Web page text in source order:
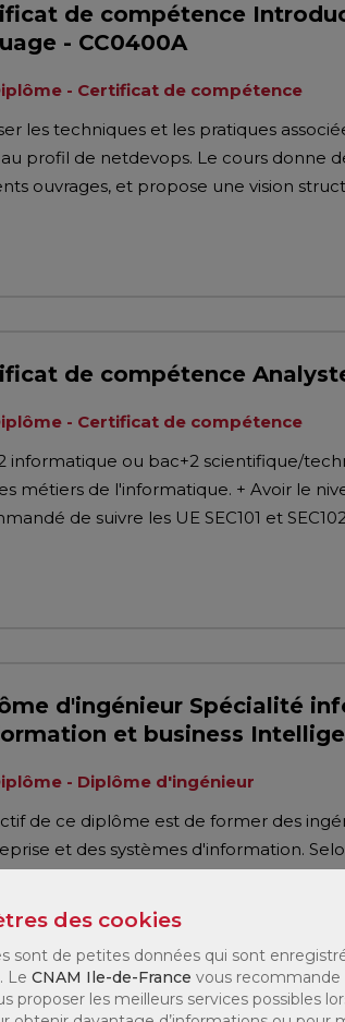
de compétence
- CC0400A
- Certificat de compétence
les techniques et les pratiques
profil de netdevops. Le cours donne
ouvrages, et propose une vision
de compétence
- Certificat de compétence
informatique ou bac+2 scientifique/
métiers de l'informatique. + Avoir le
de suivre les UE SEC101 et
d'ingénieur Spécialité
et business
- Diplôme d'ingénieur
de ce diplôme est de former des
et des systèmes d'information.
et business intelligence » sera
des cookies
sont de petites données qui sont
Le CNAM Ile-de-France vous recommande
proposer les meilleurs services possibles